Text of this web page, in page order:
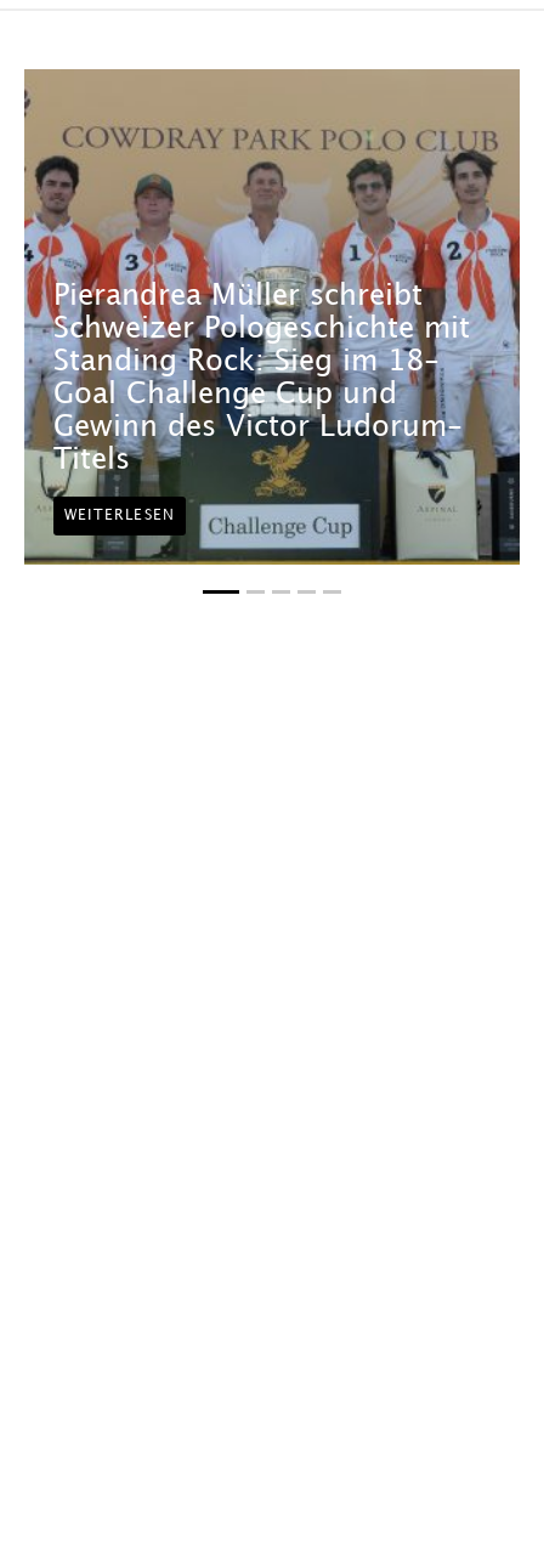
Pierandrea Müller schreibt
Schweizer Pologeschichte mit
Standing Rock: Sieg im 18-
Goal Challenge Cup und
Gewinn des Victor Ludorum-
Titels
WEITERLESEN